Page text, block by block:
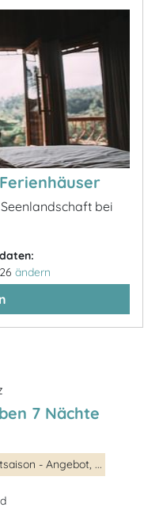
bei
ändern
7 Nächte
- Angebot, ...